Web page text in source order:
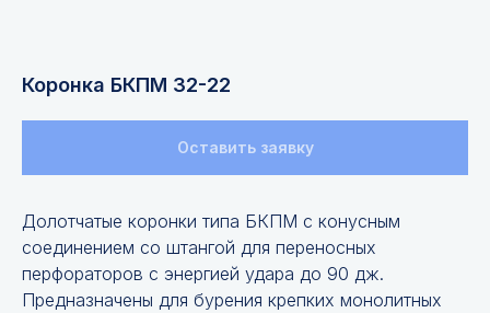
Коронка БКПМ 32-22
Оставить заявку
Долотчатые коронки типа БКПМ с конусным
соединением со штангой для переносных
перфораторов с энергией удара до 90 дж.
Предназначены для бурения крепких монолитных